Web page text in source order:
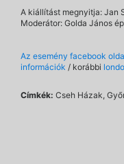
A kiállítást megnyitja: Jan
Moderátor: Golda János
Az esemény facebook
információk / korábbi
Címkék: Cseh Házak,